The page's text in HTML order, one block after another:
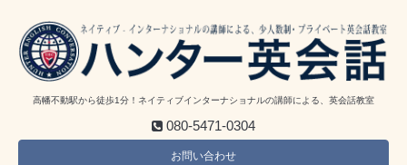
高幡不動駅から徒歩1分！ネイティブインターナショナルの講師による、英会話教室
080-5471-0304
お問い合わせ